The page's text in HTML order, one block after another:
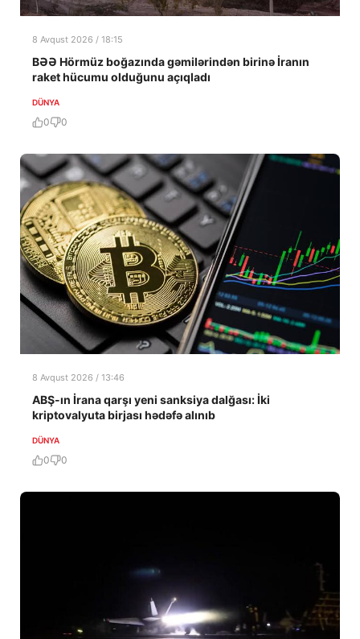
8 Avqust 2026 / 18:15
BƏƏ Hörmüz boğazında gəmilərindən birinə İranın
raket hücumu olduğunu açıqladı
DÜNYA
0 0
8 Avqust 2026 / 13:46
ABŞ-ın İrana qarşı yeni sanksiya dalğası: İki
kriptovalyuta birjası hədəfə alınıb
DÜNYA
0 0